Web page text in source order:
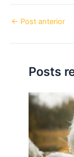
← Post anterior
Posts